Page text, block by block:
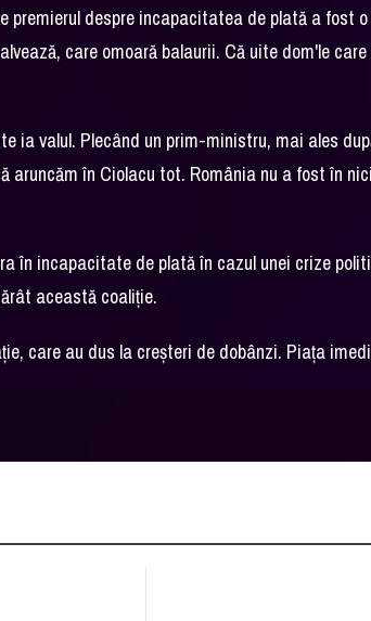
premierul despre incapacitatea de plată a fost o
care omoară balaurii. Că uite dom'le care
ia valul. Plecând un prim-ministru, mai ales
aruncăm în Ciolacu tot. România nu a fost în
în incapacitate de plată în cazul unei crize
această coaliţie.
care au dus la creşteri de dobânzi. Piaţa